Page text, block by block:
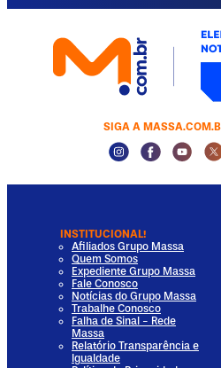
SIGA A
Instagram
INSTITUCIONAL!
Afiliados Grupo Massa
Quem Somos
Expediente Grupo Massa
Fale Conosco
Notícias do Grupo Massa
Trabalhe Conosco
Falha de Sinal - Rede
Massa
Relatório Transparência e
Igualdade